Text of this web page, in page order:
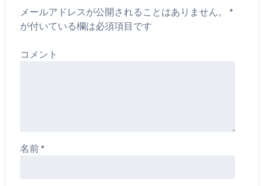
メールアドレスが公開されることはありません。
*
が付いている欄は必須項目です
コメント
名前*